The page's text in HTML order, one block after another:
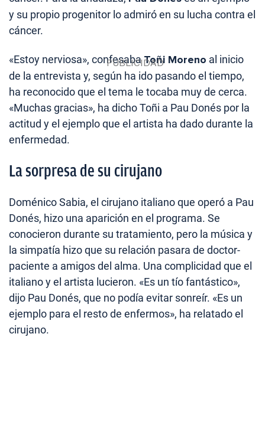
y su propio progenitor lo admiró en su lucha contra el
cáncer.
«Estoy nerviosa», confesabaToñi Moreno al inicio
de la entrevista y, según ha ido pasando el tiempo,
ha reconocido que el tema le tocaba muy de cerca.
«Muchas gracias», ha dicho Toñi a Pau Donés por la
actitud y el ejemplo que el artista ha dado durante la
enfermedad.
La sorpresa de su cirujano
Doménico Sabia, el cirujano italiano que operó a Pau
Donés, hizo una aparición en el programa. Se
conocieron durante su tratamiento, pero la música y
la simpatía hizo que su relación pasara de doctor-
paciente a amigos del alma. Una complicidad que el
italiano y el artista lucieron. «Es un tío fantástico»,
dijo Pau Donés, que no podía evitar sonreír. «Es un
ejemplo para el resto de enfermos», ha relatado el
cirujano.